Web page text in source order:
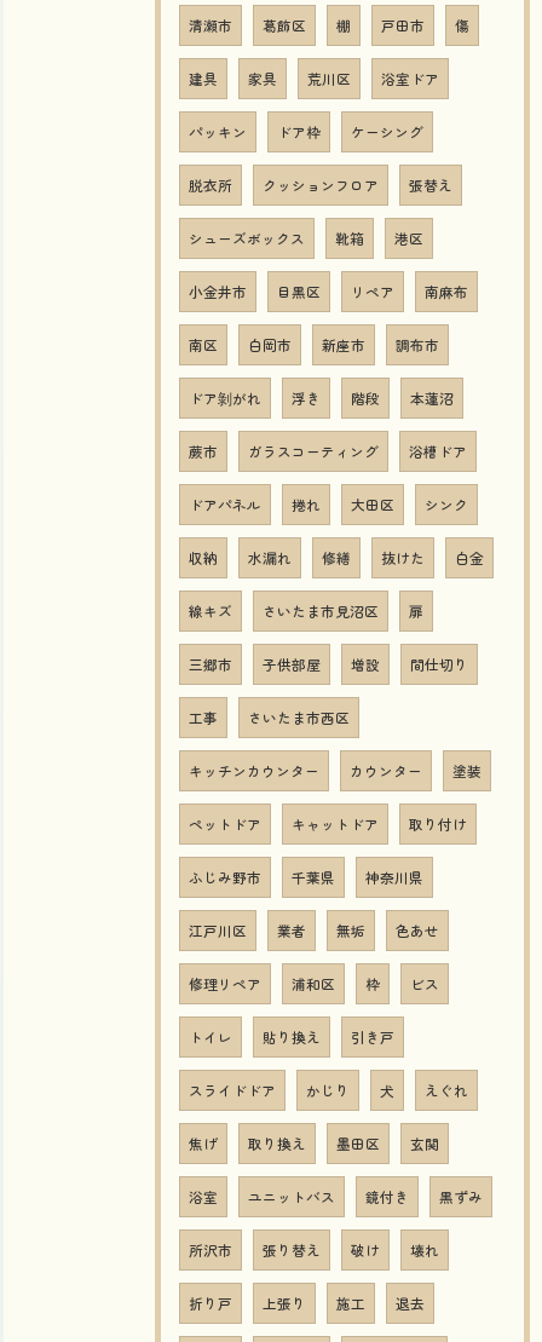
清瀬市 葛飾区 棚 戸田市 傷
建具 家具 荒川区 浴室ドア
パッキン ドア枠 ケーシング
脱衣所 クッションフロア 張替え
シューズボックス 靴箱 港区
小金井市 目黒区 リペア 南麻布
南区 白岡市 新座市 調布市
ドア剝がれ 浮き 階段 本蓮沼
蕨市 ガラスコーティング 浴槽ドア
ドアパネル 捲れ 大田区 シンク
収納 水漏れ 修繕 抜けた 白金
線キズ さいたま市見沼区 扉
三郷市 子供部屋 増設 間仕切り
工事 さいたま市西区
キッチンカウンター カウンター 塗装
ペットドア キャットドア 取り付け
ふじみ野市 千葉県 神奈川県
江戸川区 業者 無垢 色あせ
修理リペア 浦和区 枠 ビス
トイレ 貼り換え 引き戸
スライドドア かじり 犬 えぐれ
焦げ 取り換え 墨田区 玄関
浴室 ユニットバス 鏡付き 黒ずみ
所沢市 張り替え 破け 壊れ
折り戸 上張り 施工 退去